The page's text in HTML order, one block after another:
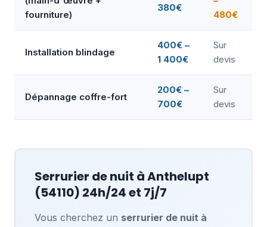
fourniture)
380€
480€
Installation blindage
400€ –
1 400€
Sur
devis
Dépannage coffre-fort
200€ –
700€
Sur
devis
Serrurier de nuit àAnthelupt
(54110) 24h/24 et 7j/7
Vous cherchez un serrurier de nuit à